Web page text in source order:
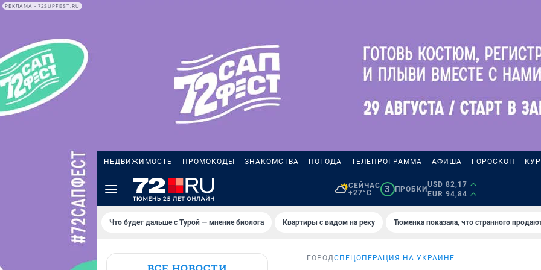
РЕКЛАМА • 72SUPFEST.RU
НЕДВИЖИМОСТЬ ПРОМОКОДЫ ЗНАКОМСТВА ПОГОДА ТЕЛЕПРОГРАММА АФИША ГОРОСКОП
СЕЙЧАС
+27°C
3 ПРОБКИ
USD 82,17
EUR 94,84
Что будет дальше с Турой — мнение биолога Квартиры с видом на реку Тюменка показала, что странного
ГОРОДСПЕЦОПЕРАЦИЯ НА УКРАИНЕ